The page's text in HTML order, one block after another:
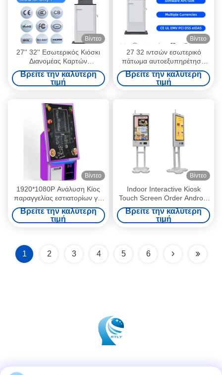
Βίντεο
27'' 32'' Εσωτερικός Κιόσκι
Διανομέας Καρτών
Εκτυπωτής Εισιτηρίων
Αυτοεξυπηρέτηση Check-in
Out Κιόσκι Ξενοδοχείου
Πληρωμής Με Μετρητά
Βρείτε την καλύτερη
τιμή
Βίντεο
27 32 ιντσών εσωτερικό
πάτωμα αυτοεξυπηρέτηση
ξενοδοχείο νοσοκομείο Τσεκ-
εν πληρωμή Διαβατήριο
Σκανάρα κάρτας Χορηγός
Βρείτε την καλύτερη
τιμή
Βίντεο
1920*1080P Ανάλυση Κίος
παραγγελίας εστιατορίων για
εγκατάσταση και απόδοση σε
επιτραπέζιο υπολογιστή
Βρείτε την καλύτερη
τιμή
Βίντεο
Indoor Interactive Kiosk
Touch Screen Order Android
Self Service Check Out
Machine Self Ordering Kiosk
Terminal
Βρείτε την καλύτερη
τιμή
1 2 3 4 5 6